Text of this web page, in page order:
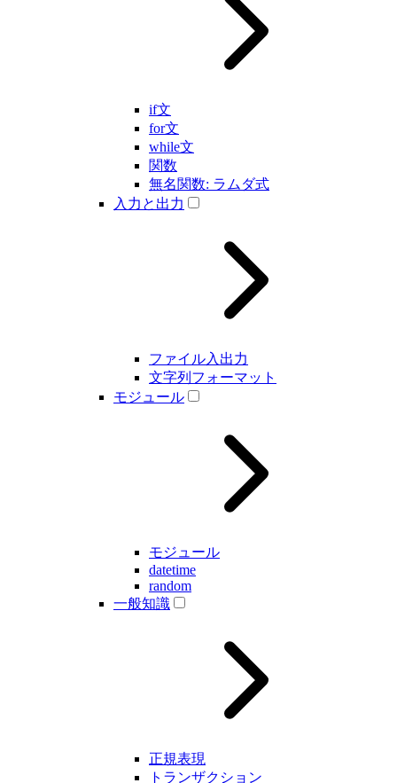
if文
for文
while文
関数
無名関数: ラムダ式
入力と出力
ファイル入出力
文字列フォーマット
モジュール
モジュール
datetime
random
一般知識
正規表現
トランザクション